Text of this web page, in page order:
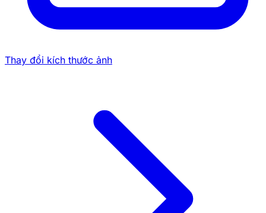
Thay đổi kích thước ảnh